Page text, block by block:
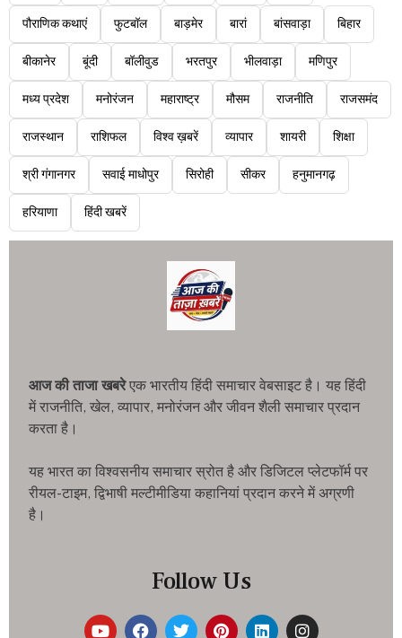
पौराणिक कथाएं फुटबॉल बाड़मेर बारां बांसवाड़ा बिहार
बीकानेर बूंदी बॉलीवुड भरतपुर भीलवाड़ा मणिपुर
मध्य प्रदेश मनोरंजन महाराष्ट्र मौसम राजनीति राजसमंद
राजस्थान राशिफल विश्व ख़बरें व्यापार शायरी शिक्षा
श्री गंगानगर सवाई माधोपुर सिरोही सीकर हनुमानगढ़
हरियाणा हिंदी खबरें
आज की ताजा खबरेएक भारतीय हिंदी समाचार वेबसाइट है। यह हिंदी
में राजनीति, खेल, व्यापार, मनोरंजन और जीवन शैली समाचार प्रदान
करता है।
यह भारत का विश्वसनीय समाचार स्रोत है और डिजिटल प्लेटफॉर्म पर
रीयल-टाइम, द्विभाषी मल्टीमीडिया कहानियां प्रदान करने में अग्रणी
है।
Follow Us